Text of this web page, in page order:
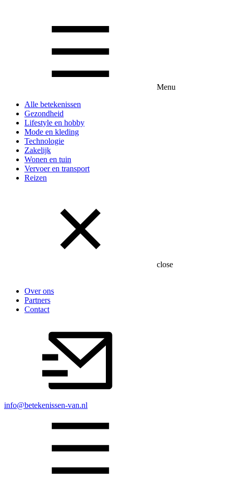
Menu
Alle betekenissen
Gezondheid
Lifestyle en hobby
Mode en kleding
Technologie
Zakelijk
Wonen en tuin
Vervoer en transport
Reizen
close
Over ons
Partners
Contact
info@betekenissen-van.nl